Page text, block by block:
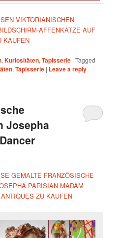
VIKTORIANISCHEN
AFFENKATZE AUF
KAUFEN
,Kuriositäten,Tapisserie |Tagged
,Tapisserie | Leave a reply
Josepha
GEMALTE FRANZÖSISCHE
PARISIAN MADAM
ZU KAUFEN